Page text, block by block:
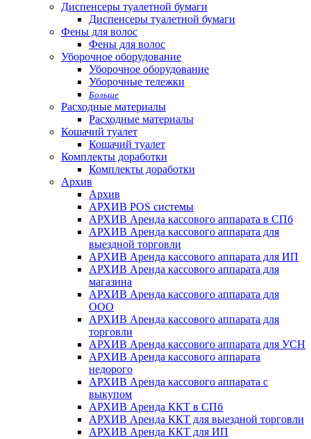
Диспенсеры туалетной бумаги
Диспенсеры туалетной бумаги
Фены для волос
Фены для волос
Уборочное оборудование
Уборочное оборудование
Уборочные тележки
Больше
Расходные материалы
Расходные материалы
Кошачий туалет
Кошачий туалет
Комплекты доработки
Комплекты доработки
Архив
Архив
АРХИВ POS системы
АРХИВ Аренда кассового аппарата в СПб
АРХИВ Аренда кассового аппарата для
выездной торговли
АРХИВ Аренда кассового аппарата для ИП
АРХИВ Аренда кассового аппарата для
магазина
АРХИВ Аренда кассового аппарата для
ООО
АРХИВ Аренда кассового аппарата для
торговли
АРХИВ Аренда кассового аппарата для УСН
АРХИВ Аренда кассового аппарата
недорого
АРХИВ Аренда кассового аппарата с
выкупом
АРХИВ Аренда ККТ в СПб
АРХИВ Аренда ККТ для выездной торговли
АРХИВ Аренда ККТ для ИП